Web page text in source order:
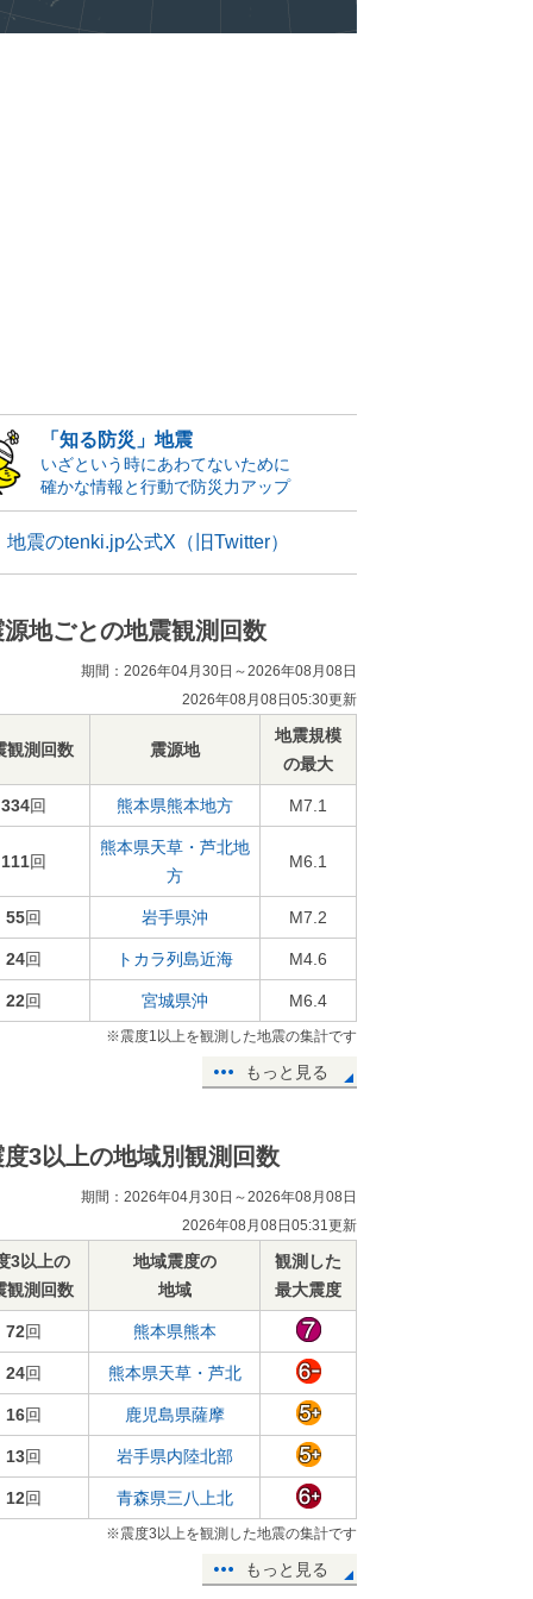
「知る防災」地震
いざという時にあわてないために
確かな情報と行動で防災力アップ
地震のtenki.jp公式X（旧Twitter）
源地ごとの地震観測回数
期間：2026年04月30日～2026年08月08日
2026年08月08日05:30更新
観測回数 震源地
地震規模
の最大
334回 熊本県熊本地方 M7.1
111回
熊本県天草・芦北地
方
M6.1
55回 岩手県沖 M7.2
24回 トカラ列島近海 M4.6
22回 宮城県沖 M6.4
※震度1以上を観測した地震の集計です
もっと見る
度3以上の地域別観測回数
期間：2026年04月30日～2026年08月08日
2026年08月08日05:31更新
3以上の
観測回数
地域震度の
地域
観測した
最大震度
72回 熊本県熊本
24回 熊本県天草・芦北
16回 鹿児島県薩摩
13回 岩手県内陸北部
12回 青森県三八上北
※震度3以上を観測した地震の集計です
もっと見る